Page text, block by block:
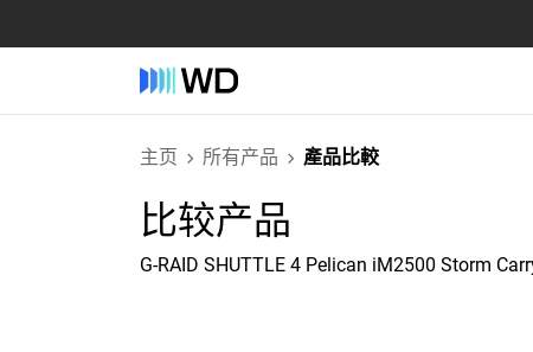
主页 所有产品 產品比較
比较产品
G-RAID SHUTTLE 4 Pelican iM2500 Storm